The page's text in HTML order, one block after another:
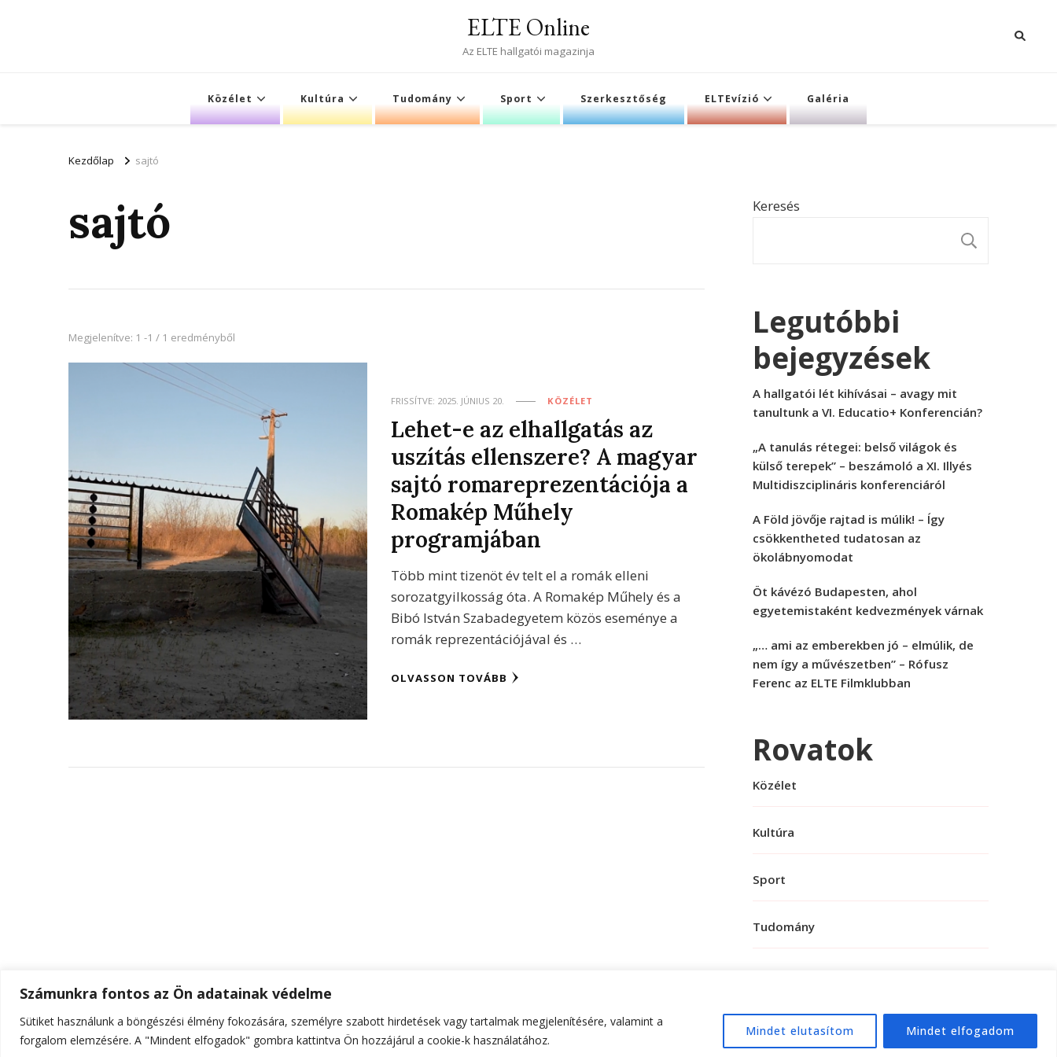
Számunkra fontos az Ön adatainak védelme
Sütiket használunk a böngészési élmény fokozására, személyre szabott hirdetések vagy tartalmak megjelenítésére, valamint a
forgalom elemzésére. A "Mindent elfogadok" gombra kattintva Ön hozzájárul a cookie-k használatához.
Mindet elutasítom Mindet elfogadom
ELTE Online
Az ELTE hallgatói magazinja
Közélet Kultúra Tudomány Sport Szerkesztőség ELTEvízió Galéria
Kezdőlap sajtó
sajtó
Megjelenítve: 1 -1 / 1 eredményből
FRISSÍTVE: 2025. JÚNIUS 20. KÖZÉLET
Lehet-e az elhallgatás az
uszítás ellenszere? A magyar
sajtó romareprezentációja a
Romakép Műhely
programjában
Több mint tizenöt év telt el a romák elleni
sorozatgyilkosság óta. A Romakép Műhely és a
Bibó István Szabadegyetem közös eseménye a
romák reprezentációjával és …
OLVASSON TOVÁBB
Keresés
Legutóbbi
bejegyzések
A hallgatói lét kihívásai – avagy mit
tanultunk a VI. Educatio+ Konferencián?
„A tanulás rétegei: belső világok és
külső terepek” – beszámoló a XI. Illyés
Multidiszciplináris konferenciáról
A Föld jövője rajtad is múlik! – Így
csökkentheted tudatosan az
ökolábnyomodat
Öt kávézó Budapesten, ahol
egyetemistaként kedvezmények várnak
„… ami az emberekben jó – elmúlik, de
nem így a művészetben” – Rófusz
Ferenc az ELTE Filmklubban
Rovatok
Közélet
Kultúra
Sport
Tudomány
© Szerzői jog 2026ELTE Online . Minden jog fenntartva.Hello Fashion | Fejlesztette WordPress.